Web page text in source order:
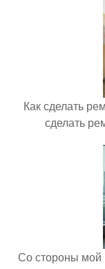
Как сделать
сделать
Со стороны мой